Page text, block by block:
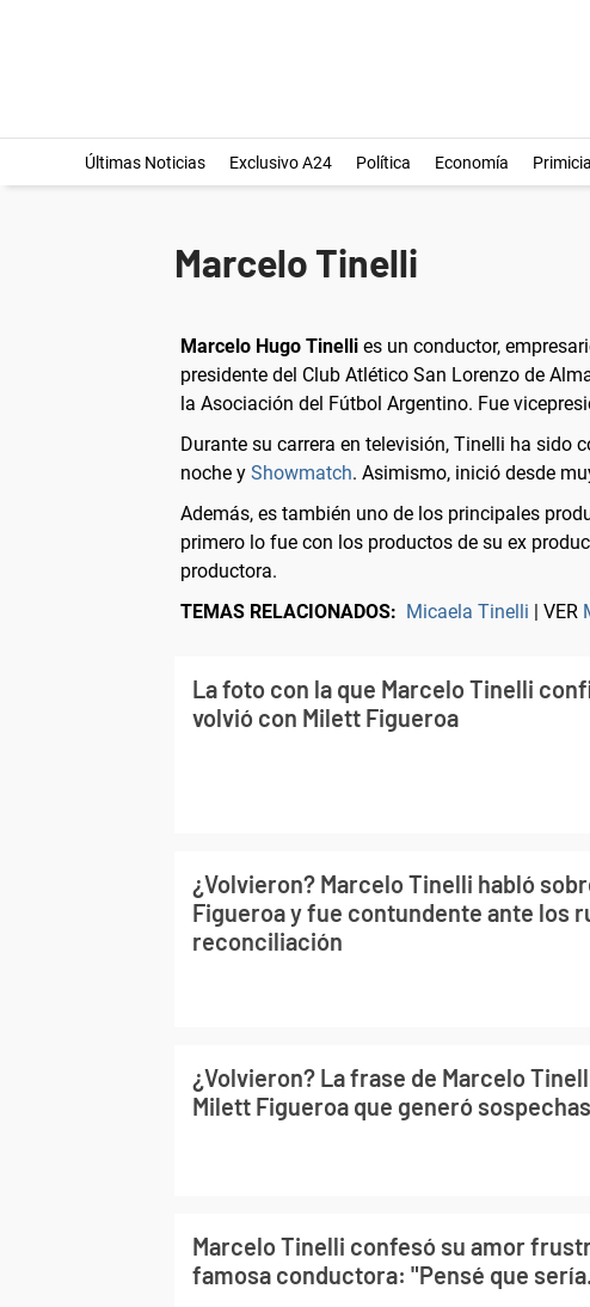
Últimas Noticias Exclusivo A24 Política Economía
Marcelo Tinelli
Marcelo Hugo Tinelli es un conductor,
presidente del Club Atlético San Lorenzo de
la Asociación del Fútbol Argentino. Fue
Durante su carrera en televisión, Tinelli ha sido
noche y Showmatch. Asimismo, inició desde
Además, es también uno de los principales
primero lo fue con los productos de su ex
productora.
TEMAS RELACIONADOS: Micaela Tinelli | VER
La foto con la que Marcelo Tinelli
volvió con Milett Figueroa
¿Volvieron? Marcelo Tinelli habló
Figueroa y fue contundente ante los
reconciliación
¿Volvieron? La frase de Marcelo
Milett Figueroa que generó sospechas
Marcelo Tinelli confesó su amor
famosa conductora: "Pensé que